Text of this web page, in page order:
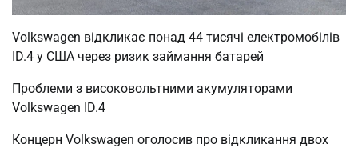
Volkswagen відкликає понад 44 тисячі електромобілів
ID.4 у США через ризик займання батарей
Проблеми з високовольтними акумуляторами
Volkswagen ID.4
Концерн Volkswagen оголосив про відкликання двох